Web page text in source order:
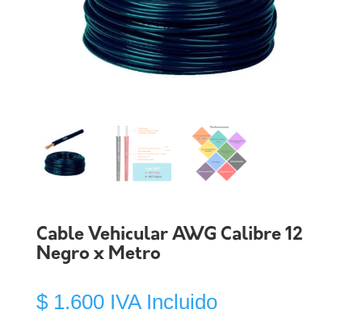
Cable Vehicular AWG Calibre 12
Negro x Metro
$1.600 IVA Incluido